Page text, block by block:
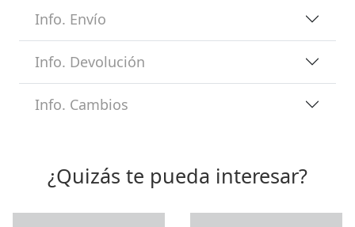
Info. Envío
Info. Devolución
Info. Cambios
¿Quizás te pueda interesar?